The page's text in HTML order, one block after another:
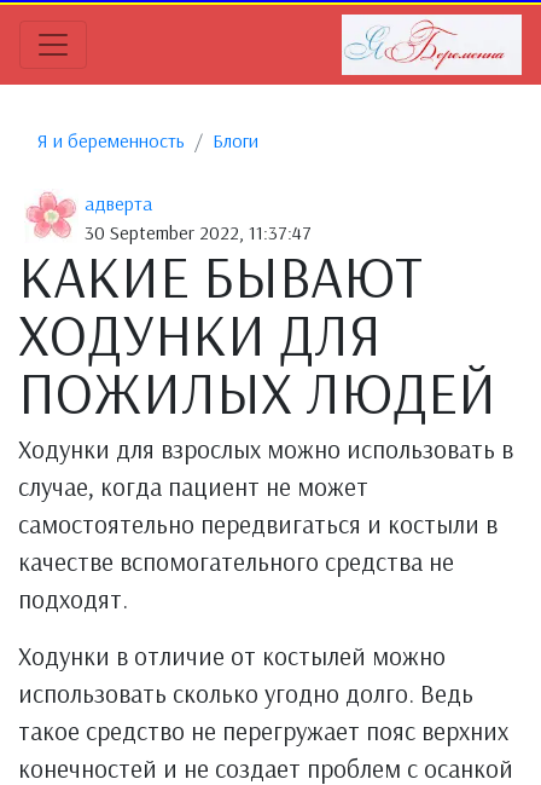
Я и беременность Блоги
адверта
30 September 2022, 11:37:47
КАКИЕ БЫВАЮТ
ХОДУНКИ ДЛЯ
ПОЖИЛЫХ ЛЮДЕЙ
Ходунки для взрослых можно использовать в
случае, когда пациент не может
самостоятельно передвигаться и костыли в
качестве вспомогательного средства не
подходят.
Ходунки в отличие от костылей можно
использовать сколько угодно долго. Ведь
такое средство не перегружает пояс верхних
конечностей и не создает проблем с осанкой